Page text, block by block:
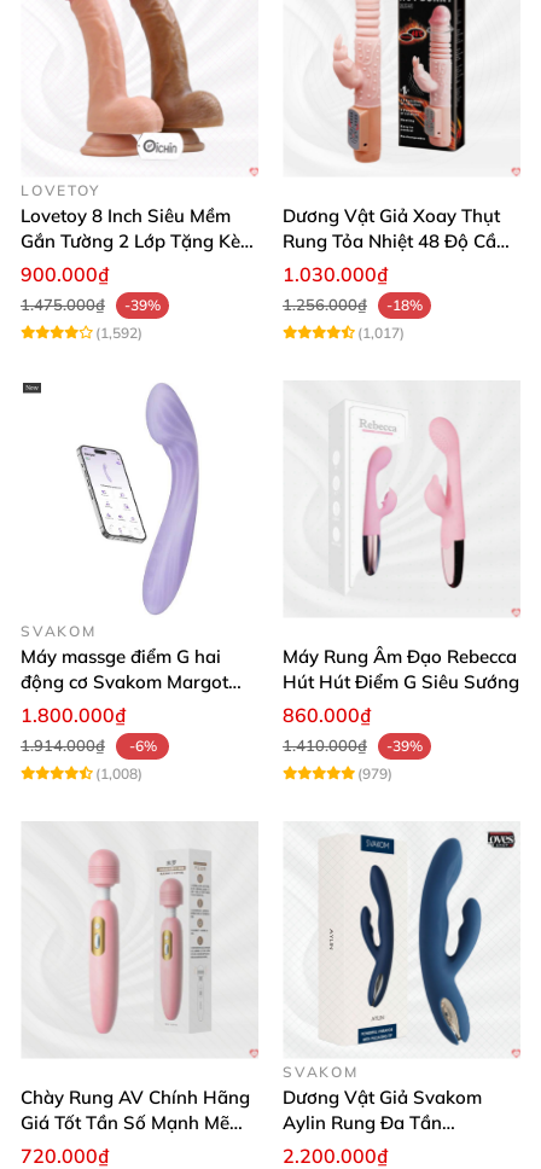
LOVETOY
Lovetoy 8 Inch Siêu Mềm
Gắn Tường 2 Lớp Tặng Kèm
Dầu Massage
900.000₫
1.475.000₫
-39%
(1,592)
Dương Vật Giả Xoay Thụt
Rung Tỏa Nhiệt 48 Độ Cầm
Tay Hot Bunny
1.030.000₫
1.256.000₫
-18%
(1,017)
SVAKOM
Máy massge điểm G hai
động cơ Svakom Margot
điều khiển qua app
1.800.000₫
1.914.000₫
-6%
(1,008)
Máy Rung Âm Đạo Rebecca
Hút Hút Điểm G Siêu Sướng
860.000₫
1.410.000₫
-39%
(979)
Chày Rung AV Chính Hãng
Giá Tốt Tần Số Mạnh Mẽ
Siêu Bền
720.000₫
SVAKOM
Dương Vật Giả Svakom
Aylin Rung Đa Tần
Massage Sung Sướng
2.200.000₫